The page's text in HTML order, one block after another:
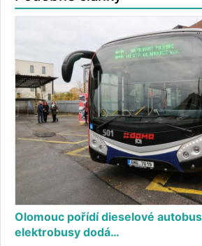
Olomouc pořídí dieselové
elektrobusy dodá…